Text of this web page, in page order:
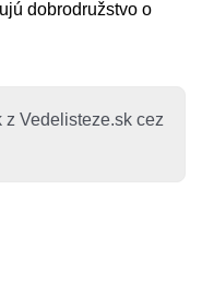
dobrodružstvo o
Vedelisteze.sk cez